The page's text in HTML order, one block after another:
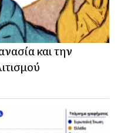
και την